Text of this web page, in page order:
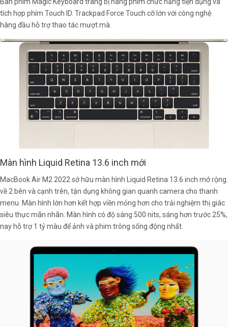
tích hợp phím Touch ID. Trackpad Force Touch cỡ lớn với công nghệ
hàng đầu hỗ trợ thao tác mượt mà.
Màn hình Liquid Retina 13.6 inch mới
MacBook Air M2 2022 sở hữu màn hình Liquid Retina 13.6 inch mở rộng
về 2 bên và cạnh trên, tận dụng không gian quanh camera cho thanh
menu. Màn hình lớn hơn kết hợp viền mỏng hơn cho trải nghiệm thị giác
siêu thực mãn nhãn. Màn hình có độ sáng 500 nits, sáng hơn trước 25%,
nay hỗ trợ 1 tỷ màu để ảnh và phim trông sống động nhất.